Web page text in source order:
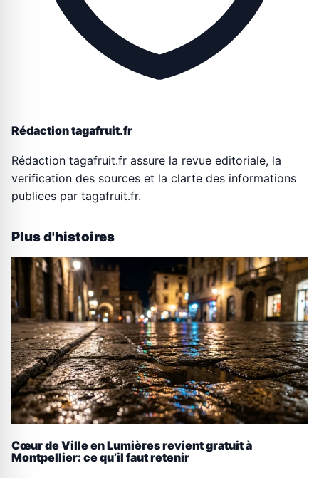
Rédaction tagafruit.fr
Rédaction tagafruit.fr assure la revue editoriale, la
verification des sources et la clarte des informations
publiees par tagafruit.fr.
Plus d'histoires
Cœur de Ville en Lumières revient gratuit à
Montpellier: ce qu’il faut retenir